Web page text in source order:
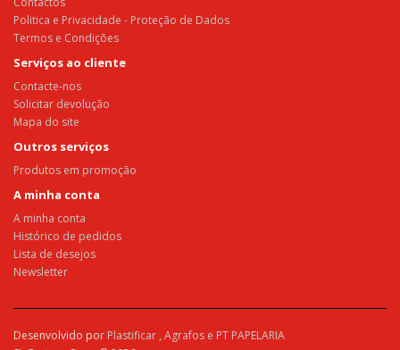
Politica e Privacidade - Proteção de Dados
Termos e Condições
Serviços ao cliente
Contacte-nos
Solicitar devolução
Mapa do site
Outros serviços
Produtos em promoção
A minha conta
A minha conta
Histórico de pedidos
Lista de desejos
Newsletter
Desenvolvido por Plastificar , Agrafos e PT PAPELARIA